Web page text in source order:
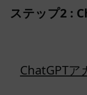
ステップ2 :
ChatGPTア